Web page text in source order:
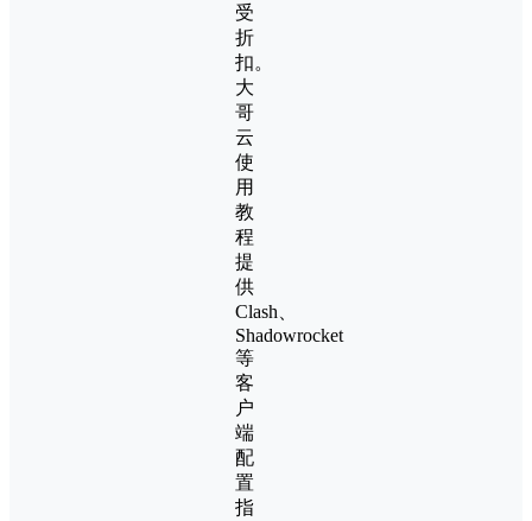
受
折
扣。
大
哥
云
使
用
教
程
提
供
Clash、
Shadowrocket
等
客
户
端
配
置
指